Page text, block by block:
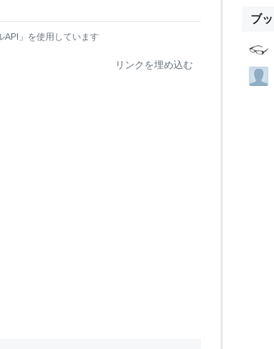
API」を使用しています
リンクを埋め込む
ブ